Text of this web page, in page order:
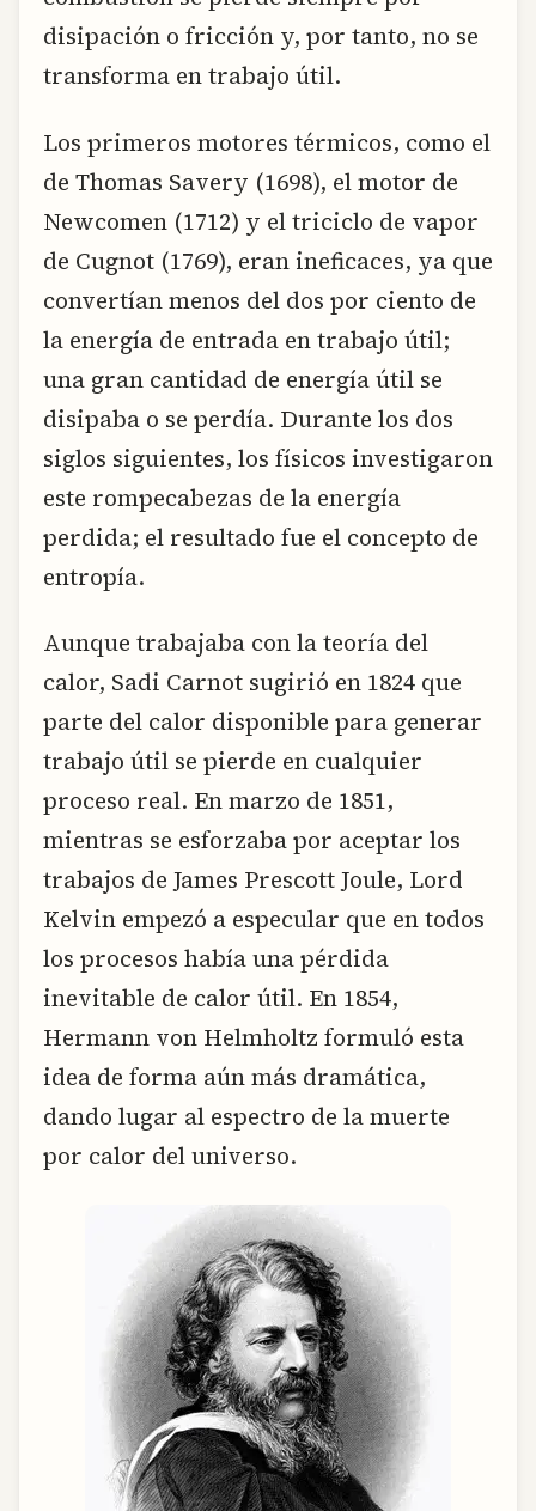
disipación o fricción y, por tanto, no se
transforma en trabajo útil.
Los primeros motores térmicos, como el
de Thomas Savery (1698), el motor de
Newcomen (1712) y el triciclo de vapor
de Cugnot (1769), eran ineficaces, ya que
convertían menos del dos por ciento de
la energía de entrada en trabajo útil;
una gran cantidad de energía útil se
disipaba o se perdía. Durante los dos
siglos siguientes, los físicos investigaron
este rompecabezas de la energía
perdida; el resultado fue el concepto de
entropía.
Aunque trabajaba con la teoría del
calor, Sadi Carnot sugirió en 1824 que
parte del calor disponible para generar
trabajo útil se pierde en cualquier
proceso real. En marzo de 1851,
mientras se esforzaba por aceptar los
trabajos de James Prescott Joule, Lord
Kelvin empezó a especular que en todos
los procesos había una pérdida
inevitable de calor útil. En 1854,
Hermann von Helmholtz formuló esta
idea de forma aún más dramática,
dando lugar al espectro de la muerte
por calor del universo.